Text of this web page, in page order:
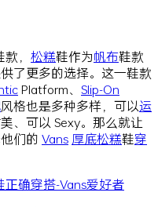
， 松糕鞋作为帆布鞋款
了更多的选择。这一鞋款
Platform、 Slip-On
风格也是多种多样，可以运
、可以 Sexy。那么就让
们的 Vans 厚底松糕鞋穿